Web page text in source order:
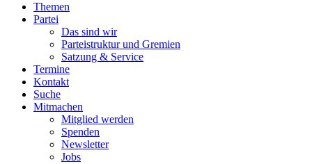
Themen
Partei
Das sind wir
Parteistruktur und Gremien
Satzung & Service
Termine
Kontakt
Suche
Mitmachen
Mitglied werden
Spenden
Newsletter
Jobs